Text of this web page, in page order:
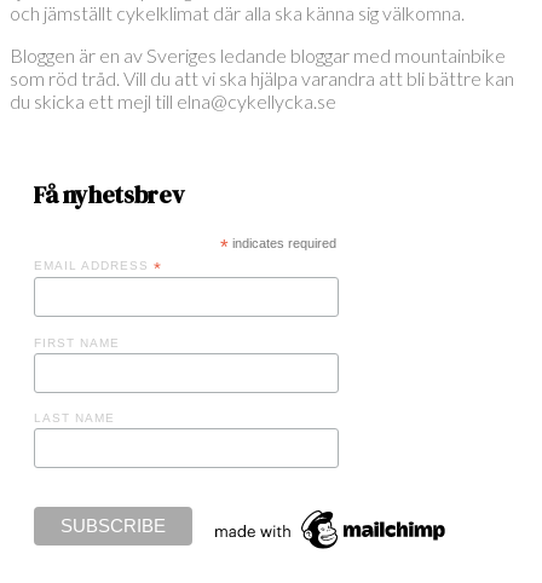
och jämställt cykelklimat där alla ska känna sig välkomna.
Bloggen är en av Sveriges ledande bloggar med mountainbike
som röd tråd. Vill du att vi ska hjälpa varandra att bli bättre kan
du skicka ett mejl till elna@cykellycka.se
Få nyhetsbrev
*indicates required
EMAIL ADDRESS *
FIRST NAME
LAST NAME